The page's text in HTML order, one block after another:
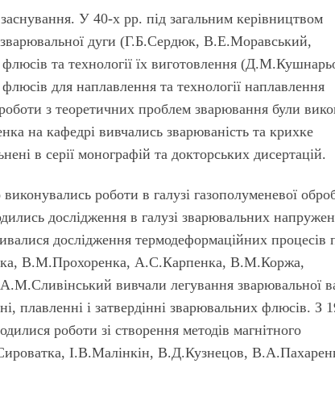
У 40-х рр. під загальним керівництвом
дуги (Г.Б.Сердюк, В.Е.Моравський,
та технології їх виготовлення
для наплавлення та технології наплавлення
з теоретичних проблем зварювання були
на кафедрі вивчались зварюваність та крихке
в серії монографій та докторських дисертацій.
роботи в галузі газополуменевої
дослідження в галузі зварювальних
дослідження термодеформаційних процесів
В.М.Прохоренка, А.С.Карпенка, В.М.Коржа,
вивчали легування зварювальної
плавленні і затвердінні зварювальних флюсів. З
роботи зі створення методів магнітного
І.В.Малінкін, В.Д.Кузнецов,